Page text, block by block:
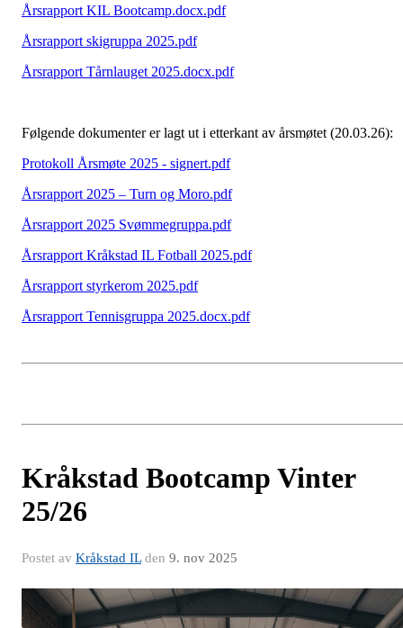
Årsrapport KIL Bootcamp.docx.pdf
Årsrapport skigruppa 2025.pdf
Årsrapport Tårnlauget 2025.docx.pdf
Følgende dokumenter er lagt ut i etterkant av årsmøtet (20.03.26):
Protokoll Årsmøte 2025 - signert.pdf
Årsrapport 2025 – Turn og Moro.pdf
Årsrapport 2025 Svømmegruppa.pdf
Årsrapport Kråkstad IL Fotball 2025.pdf
Årsrapport styrkerom 2025.pdf
Årsrapport Tennisgruppa 2025.docx.pdf
Kråkstad Bootcamp Vinter
25/26
Postet av Kråkstad ILden 9. nov 2025